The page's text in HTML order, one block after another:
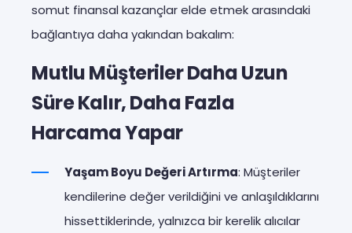
somut finansal kazançlar elde etmek arasındaki
bağlantıya daha yakından bakalım:
Mutlu Müşteriler Daha Uzun
Süre Kalır, Daha Fazla
Harcama Yapar
Yaşam Boyu Değeri Artırma: Müşteriler
kendilerine değer verildiğini ve anlaşıldıklarını
hissettiklerinde, yalnızca bir kerelik alıcılar